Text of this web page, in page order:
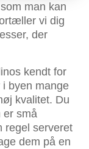
man kan
vi dig
der
kendt for
byen mange
kvalitet. Du
er små
regel serveret
dem på en